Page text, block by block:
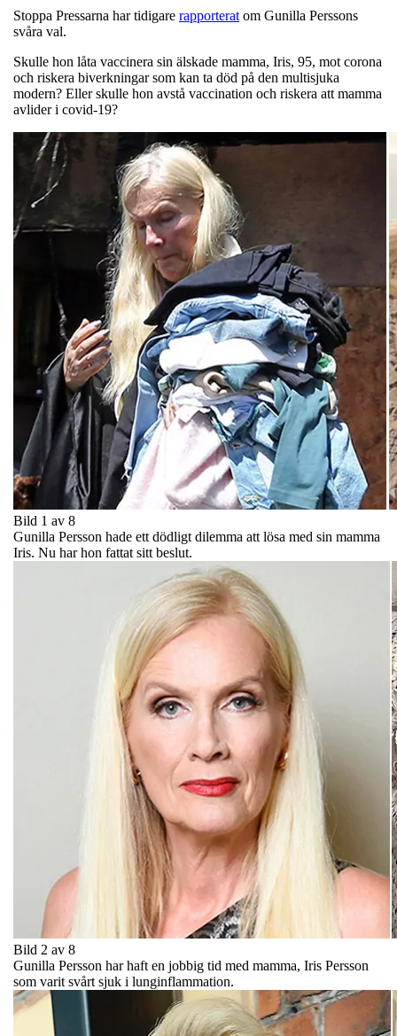
Stoppa Pressarna har tidigare rapporterat om Gunilla Perssons
svåra val.
Skulle hon låta vaccinera sin älskade mamma, Iris, 95, mot corona
och riskera biverkningar som kan ta död på den multisjuka
modern? Eller skulle hon avstå vaccination och riskera att mamma
avlider i covid-19?
Bild 1 av 8
Gunilla Persson hade ett dödligt dilemma att lösa med sin mamma
Iris. Nu har hon fattat sitt beslut.
Bild 2 av 8
Gunilla Persson har haft en jobbig tid med mamma, Iris Persson
som varit svårt sjuk i lunginflammation.